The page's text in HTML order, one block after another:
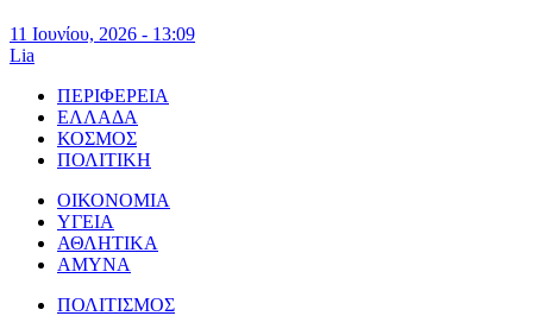
11 Ιουνίου, 2026 - 13:09
Lia
ΠΕΡΙΦΕΡΕΙΑ
ΕΛΛΑΔΑ
ΚΟΣΜΟΣ
ΠΟΛΙΤΙΚΗ
ΟΙΚΟΝΟΜΙΑ
ΥΓΕΙΑ
ΑΘΛΗΤΙΚΑ
ΑΜΥΝΑ
ΠΟΛΙΤΙΣΜΟΣ